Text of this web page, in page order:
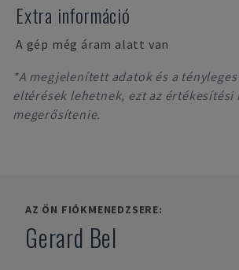
Extra információ
A gép még áram alatt van
*A megjelenített adatok és a
eltérések lehetnek, ezt az
megerősítenie.
AZ ÖN FIÓKMENEDZSERE:
Gerard Bel